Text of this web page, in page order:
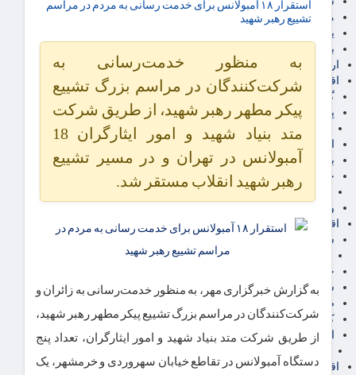
مالیات
یارانه و معیشت مردم
برق، آب و انرژی
ارز دیجیتال
اقتصاد اجتماعی
گردشگری
پزشکی، سلامت و زیبایی
بازنشستگان
حقوق و قضایی
دفتر وکیل
ورزشی
اقتصاد شهری و روستایی
شهر و مسکن و عمران
حمل و نقل
شهرک های صنعتی
صنایع غذایی
کشاورزی و دامداری
اخبار استان ها
اقتصاد بین الملل
استقرار ۱۸ آمبولانس برای خدمت رسانی به مردم در مراسم
تشییع رهبر شهید
به منظور خدمت‌رسانی به
شرکت‌کنندگان در مراسم بزرگ تشییع
پیکر مطهر رهبر شهید، از طریق شرکت
متد بنیاد شهید و امور ایثارگران 18
آمبولانس در تهران و در مسیر تشییع
رهبر شهید انقلاب مستقر شد.
به گزارش خبرگزاری مهر، به منظور خدمت‌رسانی به زائران و
شرکت‌کنندگان در مراسم بزرگ تشییع پیکر مطهر رهبر شهید،
از طریق شرکت متد بنیاد شهید و امور ایثارگران، تعداد پنج
دستگاه آمبولانس در تقاطع خیابان سهروردی و خرمشهر، یک